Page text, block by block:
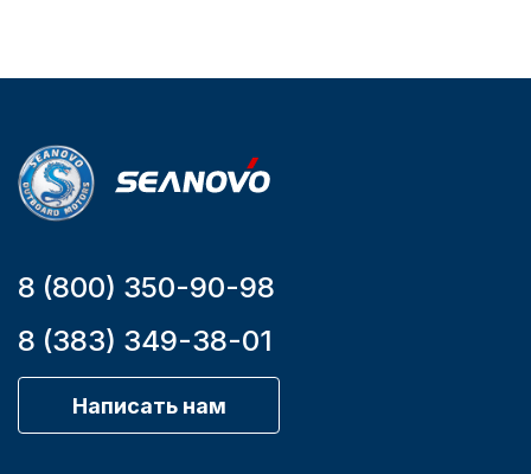
Подобрать запчасти для
8 (800) 350-90-98
8 (383) 349-38-01
Написать нам